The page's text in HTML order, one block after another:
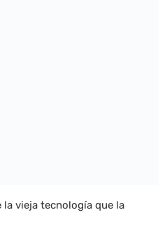
la vieja tecnología que la